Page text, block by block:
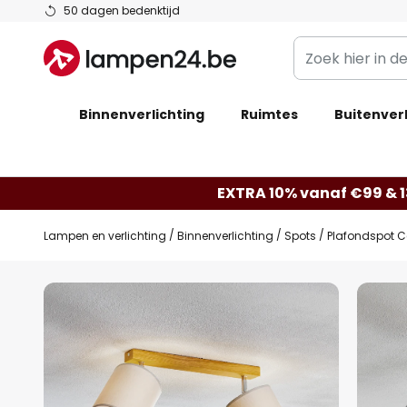
50 dagen bedenktijd
Ga
de
inhoud
Zoek
hier
de
Binnenverlichting Ruimtes
EXTRA 10% vanaf €99 &
Lampen en verlichting Binnenverlichting Spots Plafondspot
Ga
naar
het
einde